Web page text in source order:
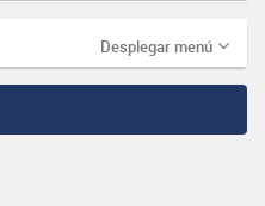
Desplegar menú